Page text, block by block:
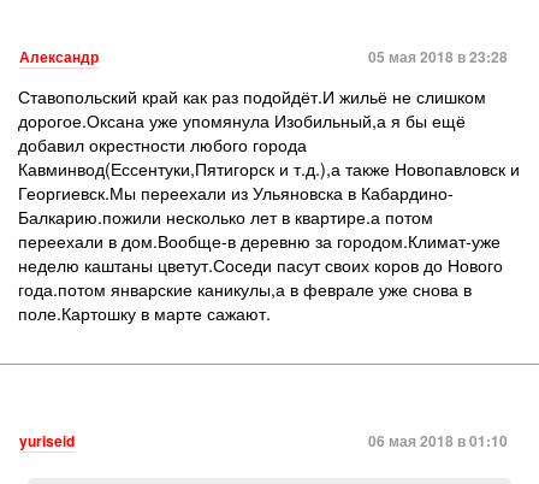
Александр 05 мая 2018 в 23:28
Ставопольский край как раз подойдёт.И жильё не слишком
дорогое.Оксана уже упомянула Изобильный,а я бы ещё
добавил окрестности любого города
Кавминвод(Ессентуки,Пятигорск и т.д.),а также Новопавловск и
Георгиевск.Мы переехали из Ульяновска в Кабардино-
Балкарию.пожили несколько лет в квартире.а потом
переехали в дом.Вообще-в деревню за городом.Климат-уже
неделю каштаны цветут.Соседи пасут своих коров до Нового
года.потом январские каникулы,а в феврале уже снова в
поле.Картошку в марте сажают.
yuriseid 06 мая 2018 в 01:10